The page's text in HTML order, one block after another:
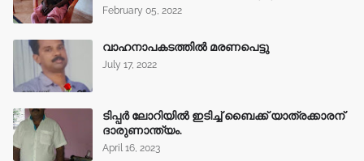
February 05, 2022
വാഹനാപകടത്തിൽ മരണപെട്ടു
July 17, 2022
ടിപ്പർ ലോറിയിൽ ഇടിച്ച് ബൈക്ക് യാത്രക്കാരന്
ദാരുണാന്ത്യം.
April 16, 2023